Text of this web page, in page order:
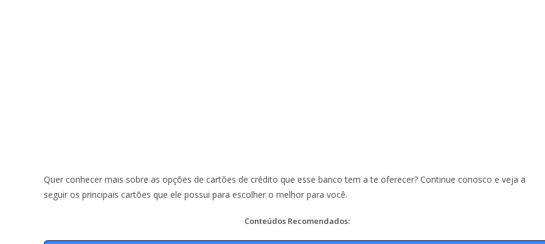
Quer conhecer mais sobre as opções de cartões de crédito que esse banco tem a te oferecer? Continue conosco e veja a
seguir os principais cartões que ele possui para escolher o melhor para você.
Conteúdos Recomendados: